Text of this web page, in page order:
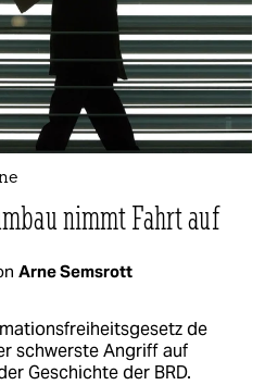
nimmt Fahrt auf
Arne Semsrott
de
schwerste Angriff auf
Geschichte der BRD.